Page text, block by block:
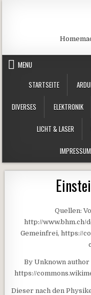
MENU
STARTSEITE
DIVERSES ELEKTRONIK
LICHT & LASER
Quellen:
http://www.bhm.ch/
Gemeinfrei, https://
By Unknown author
https://
Dieser nach den